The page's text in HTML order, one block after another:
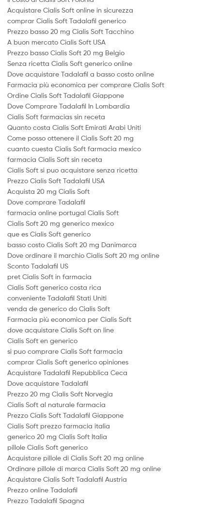
Acquistare Cialis Soft online in sicurezza
comprar Cialis Soft Tadalafil generico
Prezzo basso 20 mg Cialis Soft Tacchino
A buon mercato Cialis Soft USA
Prezzo basso Cialis Soft 20 mg Belgio
Senza ricetta Cialis Soft generico online
Dove acquistare Tadalafil a basso costo online
Farmacia più economica per comprare Cialis Soft
Ordine Cialis Soft Tadalafil Giappone
Dove Comprare Tadalafil In Lombardia
Cialis Soft farmacias sin receta
Quanto costa Cialis Soft Emirati Arabi Uniti
Come posso ottenere il Cialis Soft 20 mg
cuanto cuesta Cialis Soft farmacia mexico
farmacia Cialis Soft sin receta
Cialis Soft si puo acquistare senza ricetta
Prezzo Cialis Soft Tadalafil USA
Acquista 20 mg Cialis Soft
Dove comprare Tadalafil
farmacia online portugal Cialis Soft
Cialis Soft 20 mg generico mexico
que es Cialis Soft generico
basso costo Cialis Soft 20 mg Danimarca
Dove ordinare il marchio Cialis Soft 20 mg online
Sconto Tadalafil US
pret Cialis Soft in farmacia
Cialis Soft generico costa rica
conveniente Tadalafil Stati Uniti
venda de generico do Cialis Soft
Farmacia più economica per Cialis Soft
dove acquistare Cialis Soft on line
Cialis Soft en generico
si puo comprare Cialis Soft farmacia
comprar Cialis Soft generico opiniones
Acquistare Tadalafil Repubblica Ceca
Dove acquistare Tadalafil
Prezzo 20 mg Cialis Soft Norvegia
Cialis Soft al naturale farmacia
Prezzo Cialis Soft Tadalafil Giappone
Cialis Soft prezzo farmacia italia
generico 20 mg Cialis Soft Italia
pillole Cialis Soft generico
Acquistare pillole di Cialis Soft 20 mg online
Ordinare pillole di marca Cialis Soft 20 mg online
Acquistare Cialis Soft Tadalafil Austria
Prezzo online Tadalafil
Prezzo Tadalafil Spagna